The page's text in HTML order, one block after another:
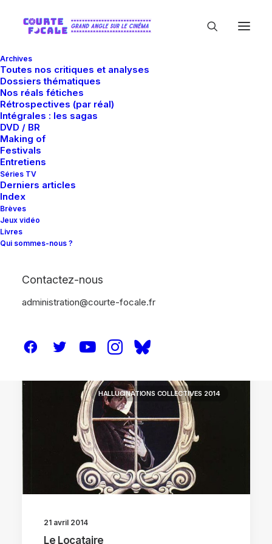
Archives
Toutes nos critiques et analyses
Dossiers thématiques
Nos réals fétiches
Rétrospectives (par réal)
Intégrales : les sagas
DVD / BR
Making of
Festivals
Entretiens
Séries TV
Derniers articles
Index
Brèves
Jeux vidéo
Livres
Qui sommes-nous ?
Contactez-nous
administration@courte-focale.fr
HALLUCINATIONS COLLECTIVES 2014
21 avril 2014
Le Locataire